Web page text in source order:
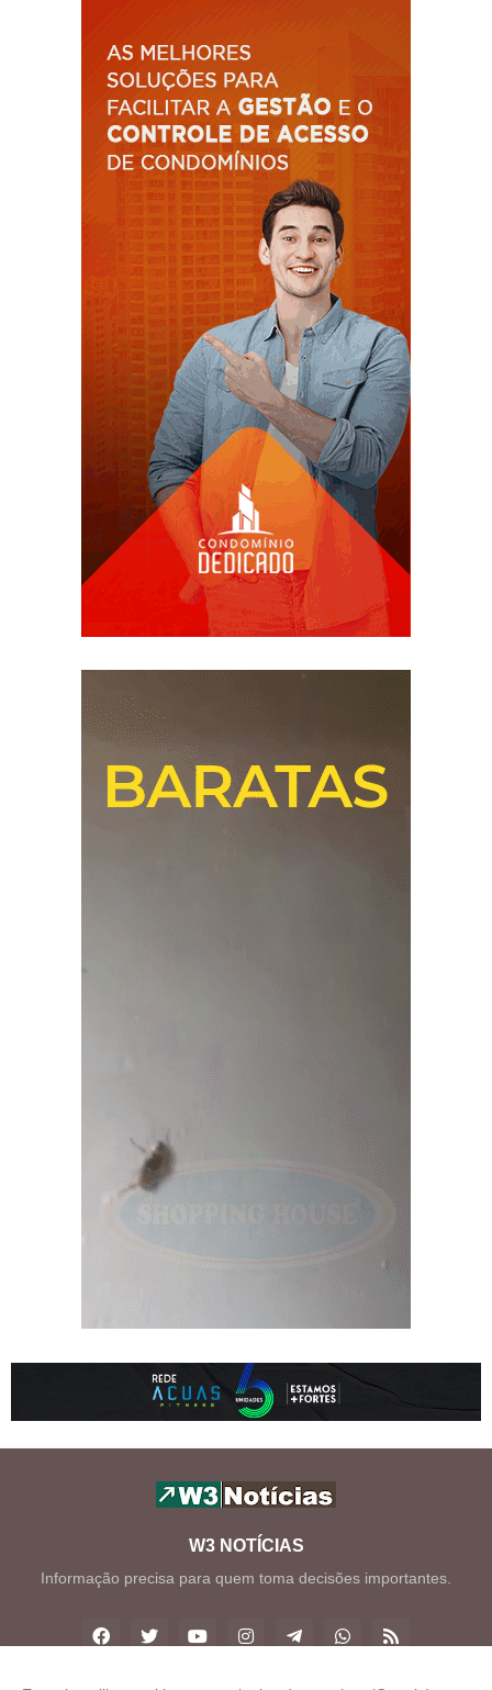
W3 NOTÍCIAS
Informação precisa para quem toma decisões importantes.